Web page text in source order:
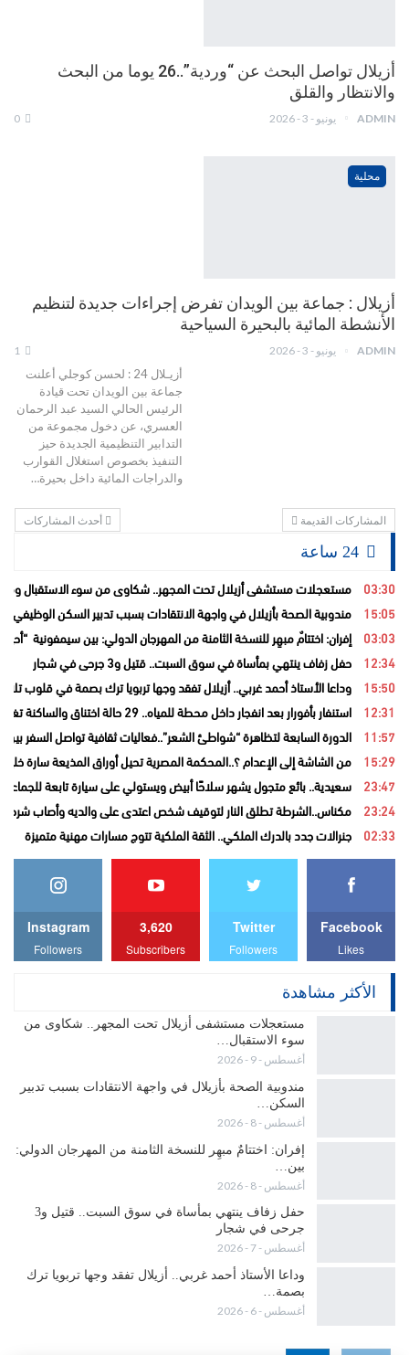
أزيلال تواصل البحث عن “وردية”..26 يوما من البحث
والانتظار والقلق
ADMIN يونيو - 3 - 2026
محلية
أزيلال : جماعة بين الويدان تفرض إجراءات جديدة لتنظيم
الأنشطة المائية بالبحيرة السياحية
ADMIN يونيو - 3 - 2026
أزيـلال 24 : لحسن كوجلي أعلنت
جماعة بين الويدان تحت قيادة
الرئيس الحالي السيد عبد الرحمان
العسري، عن دخول مجموعة من
التدابير التنظيمية الجديدة حيز
التنفيذ بخصوص استغلال القوارب
والدراجات المائية داخل بحيرة…
المشاركات القديمة أحدث المشاركات
03:30 مستعجلات مستشفى أزيلال تحت المجهر.. شكاوى من سوء الاستقبال
15:05 مندوبية الصحة بأزيلال في واجهة الانتقادات بسبب تدبير السكن
03:03 إفران: اختتامٌ مبهِر للنسخة الثامنة من المهرجان الدولي: بين سيمفونية
12:34 حفل زفاف ينتهي بمأساة في سوق السبت.. قتيل و3 جرحى في شجار
15:50 وداعا الأستاذ أحمد غربي.. أزيلال تفقد وجها تربويا ترك بصمة في قلوب
12:31 استنفار بأفورار بعد انفجار داخل محطة للمياه.. 29 حالة اختناق والساكنة تغادر منازلها خوفاً من الغاز
11:57 الدورة السابعة لتظاهرة “شواطئ الشعر”..فعاليات ثقافية تواصل السفر بين
15:29 من الشاشة إلى الإعدام ؟..المحكمة المصرية تحيل أوراق المذيعة سارة
23:47 سعيدية.. بائع متجول يشهر سلاحًا أبيض ويستولي على سيارة تابعة للجماعة
23:24 مكناس..الشرطة تطلق النار لتوقيف شخص اعتدى على والديه وأصاب شرطيا
02:33 جنرالات جدد بالدرك الملكي.. الثقة الملكية تتوج مسارات مهنية متميزة
Facebook
Likes
Twitter
Followers
3,620
Subscribers
Instagram
Followers
الأكثر مشاهدة
مستعجلات مستشفى أزيلال تحت المجهر.. شكاوى من
سوء الاستقبال…
أغسطس - 9 - 2026
مندوبية الصحة بأزيلال في واجهة الانتقادات بسبب تدبير
السكن…
أغسطس - 8 - 2026
إفران: اختتامٌ مبهِر للنسخة الثامنة من المهرجان الدولي:
بين…
أغسطس - 8 - 2026
حفل زفاف ينتهي بمأساة في سوق السبت.. قتيل و3
جرحى في شجار
أغسطس - 7 - 2026
وداعا الأستاذ أحمد غربي.. أزيلال تفقد وجها تربويا ترك
بصمة…
أغسطس - 6 - 2026